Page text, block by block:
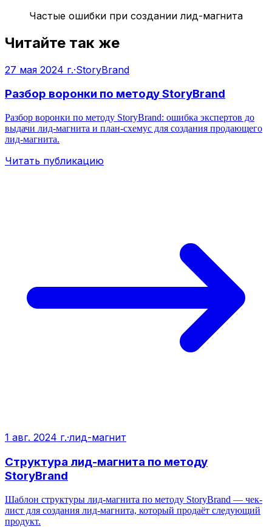
Частые ошибки при создании лид-магнита
Читайте так же
27 мая 2024 г.·StoryBrand
Разбор воронки по методу StoryBrand
Разбор воронки по методу StoryBrand: ошибка экспертов до
выдачи лид-магнита и план-схемус для создания продающего
лид-магнита.
Читать публикацию
1 авг. 2024 г.·лид-магнит
Структура лид-магнита по методу
StoryBrand
Шаблон структуры лид-магнита по методу StoryBrand — чек-
лист для создания лид-магнита, который продаёт следующий
продукт.